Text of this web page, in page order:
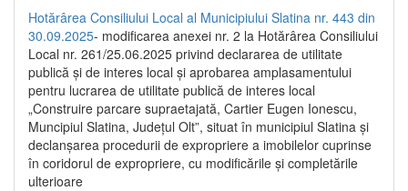
Hotărârea Consiliului Local al Municipiului Slatina nr. 443 din
30.09.2025- modificarea anexei nr. 2 la Hotărârea Consiliului
Local nr. 261/25.06.2025 privind declararea de utilitate
publică şi de interes local şi aprobarea amplasamentului
pentru lucrarea de utilitate publică de interes local
„Construire parcare supraetajată, Cartier Eugen Ionescu,
Muncipiul Slatina, Judeţul Olt”, situat în municipiul Slatina şi
declanşarea procedurii de expropriere a imobilelor cuprinse
în coridorul de expropriere, cu modificările şi completările
ulterioare